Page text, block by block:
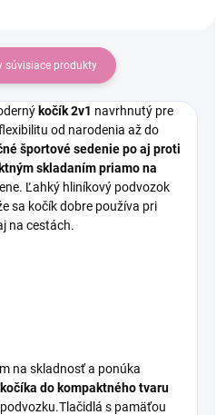
súvisiace produkty
kočík 2v1 navrhnutý pre
od narodenia až do
športové sedenie po aj proti
skladaním priamo na
Ľahký hliníkový podvozok
sa kočík dobre používa pri
na cestách.
na skladnosť a ponúka
do kompaktného tvaru
s pamäťou